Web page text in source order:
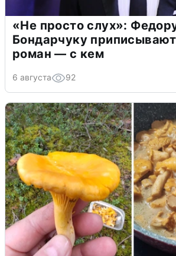
«Не просто слух»:
Бондарчуку
роман — с кем
6 августа 92